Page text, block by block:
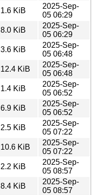
1.6 KiB
2025-Sep-
05 06:29
8.0 KiB
2025-Sep-
05 06:29
3.6 KiB
2025-Sep-
05 06:48
12.4 KiB
2025-Sep-
05 06:48
1.4 KiB
2025-Sep-
05 06:52
6.9 KiB
2025-Sep-
05 06:52
2.5 KiB
2025-Sep-
05 07:22
10.6 KiB
2025-Sep-
05 07:22
2.2 KiB
2025-Sep-
05 08:57
8.4 KiB
2025-Sep-
05 08:57